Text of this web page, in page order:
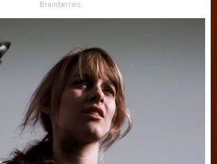
Brainberries